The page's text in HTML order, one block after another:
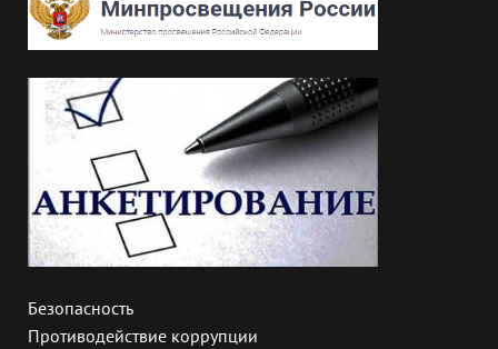
Безопасность
Противодействие коррупции